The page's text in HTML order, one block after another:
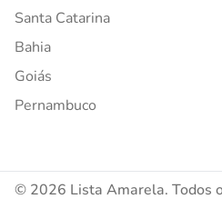
Santa Catarina
Bahia
Goiás
Pernambuco
© 2026 Lista Amarela. Todos